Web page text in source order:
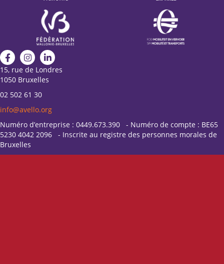
15, rue de Londres
1050 Bruxelles
02 502 61 30
info@avello.org
Numéro d’entreprise : 0449.673.390 - Numéro de compte : BE65
5230 4042 2096 - Inscrite au registre des personnes morales de
Bruxelles